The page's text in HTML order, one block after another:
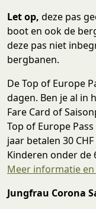
Let op, deze pas
boot en ook de
deze pas niet
bergbanen.
De Top of Europe
dagen. Ben je al in
Fare Card of
Top of Europe
jaar betalen 30
Kinderen onder de
Meer informatie
Jungfrau Corona